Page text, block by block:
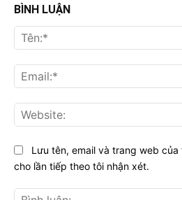
BÌNH LUẬN
Lưu tên, email và trang web
cho lần tiếp theo tôi nhận xét.